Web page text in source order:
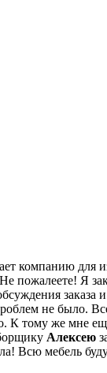
компанию для
пожалеете! Я
заказа
не было.
К тому же мне
Алексею
Всю мебель